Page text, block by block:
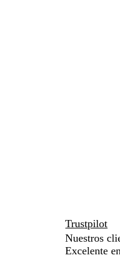
Trustpilot
Nuestros
Excelente